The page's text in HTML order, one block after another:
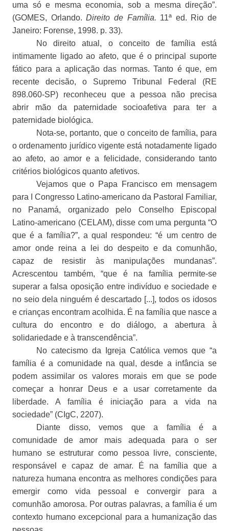
uma só e mesma economia, sob a mesma direção”.
(GOMES, Orlando.Direito de Família. 11ª ed. Rio de
Janeiro: Forense, 1998. p. 33).
No direito atual, o conceito de família está
intimamente ligado ao afeto, que é o principal suporte
fático para a aplicação das normas. Tanto é que, em
recente decisão, o Supremo Tribunal Federal (RE
898.060-SP) reconheceu que a pessoa não precisa
abrir mão da paternidade socioafetiva para ter a
paternidade biológica.
Nota-se, portanto, que o conceito de família, para
o ordenamento jurídico vigente está notadamente ligado
ao afeto, ao amor e a felicidade, considerando tanto
critérios biológicos quanto afetivos.
Vejamos que o Papa Francisco em mensagem
para I Congresso Latino-americano da Pastoral Familiar,
no Panamá, organizado pelo Conselho Episcopal
Latino-americano (CELAM), disse com uma pergunta “O
que é a família?”, a qual respondeu: “é um centro de
amor onde reina a lei do despeito e da comunhão,
capaz de resistir às manipulações mundanas”.
Acrescentou também, “que é na família permite-se
superar a falsa oposição entre indivíduo e sociedade e
no seio dela ninguém é descartado [...], todos os idosos
e crianças encontram acolhida. É na família que nasce a
cultura do encontro e do diálogo, a abertura à
solidariedade e à transcendência”.
No catecismo da Igreja Católica vemos que “a
família é a comunidade na qual, desde a infância se
podem assimilar os valores morais em que se pode
começar a honrar Deus e a usar corretamente da
liberdade. A família é iniciação para a vida na
sociedade” (CIgC, 2207).
Diante disso, vemos que a família é a
comunidade de amor mais adequada para o ser
humano se estruturar como pessoa livre, consciente,
responsável e capaz de amar. É na família que a
natureza humana encontra as melhores condições para
emergir como vida pessoal e convergir para a
comunhão amorosa. Por outras palavras, a família é um
contexto humano excepcional para a humanização das